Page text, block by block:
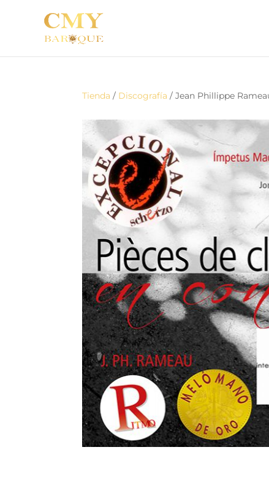
Tienda / Discografía / Jean Phillippe